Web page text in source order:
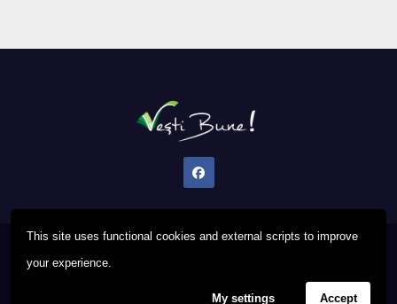
This site uses functional cookies and external scripts to improve
your experience.
My settings Accept
Proudly powered by WordPress
Privacy PolicyFAQ